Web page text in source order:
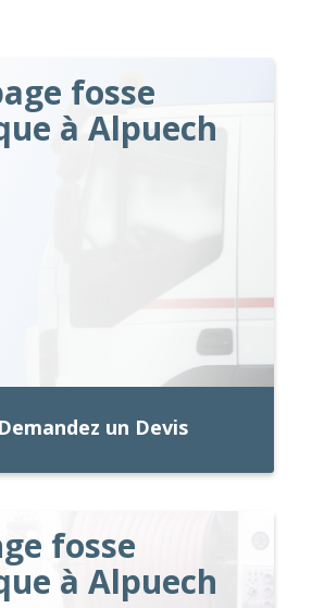
fosse
à Alpuech
Demandez un Devis
fosse
à Alpuech